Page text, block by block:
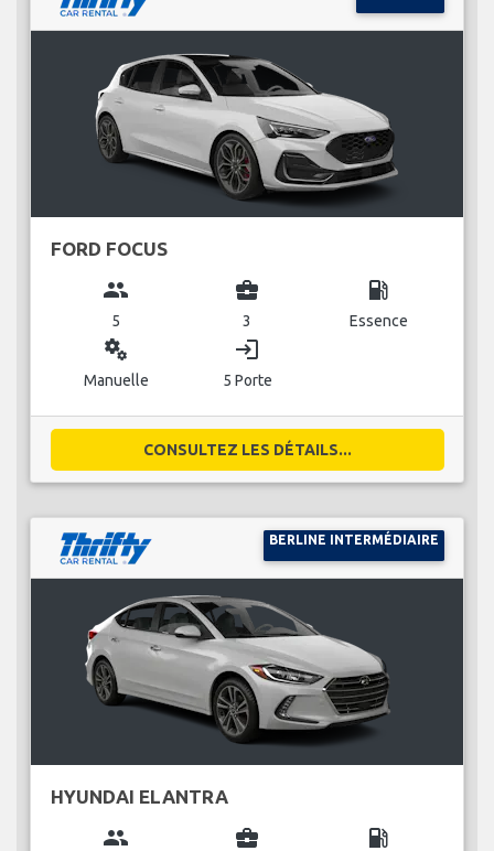
FORD FOCUS
group
5
business_center
3
local_gas_station
Essence
miscellaneous_services
Manuelle
login
5 Porte
CONSULTEZ LES DÉTAILS...
BERLINE INTERMÉDIAIRE
HYUNDAI ELANTRA
group business_center local_gas_station